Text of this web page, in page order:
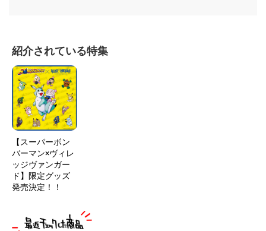
紹介されている特集
【スーパーボン
バーマン×ヴィレ
ッジヴァンガー
ド】限定グッズ
発売決定！！